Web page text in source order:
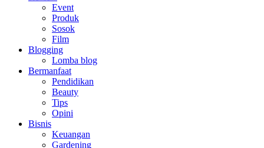
Event
Produk
Sosok
Film
Blogging
Lomba blog
Bermanfaat
Pendidikan
Beauty
Tips
Opini
Bisnis
Keuangan
Gardening